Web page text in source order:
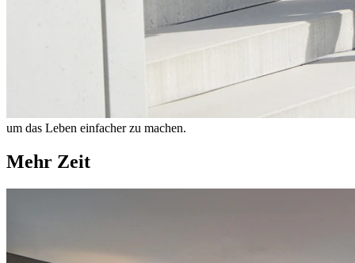
um das Leben einfacher zu machen.
Mehr Zeit